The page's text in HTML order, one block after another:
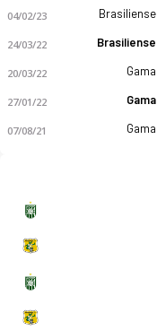
04/02/23 Brasiliense
24/03/22 Brasiliense
20/03/22 Gama
27/01/22 Gama
07/08/21 Gama